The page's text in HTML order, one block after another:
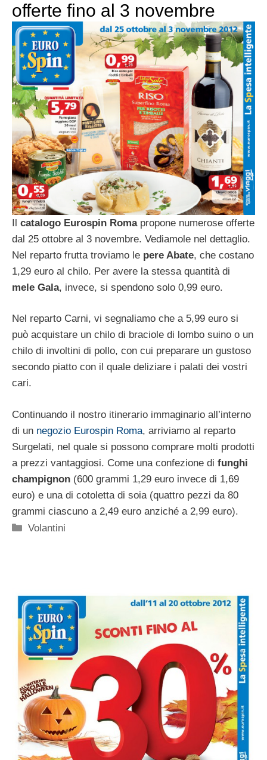
offerte fino al 3 novembre
Il catalogo Eurospin Romapropone numerose offerte
dal 25 ottobre al 3 novembre. Vediamole nel dettaglio.
Nel reparto frutta troviamo le pere Abate, che costano
1,29 euro al chilo. Per avere la stessa quantità di
mele Gala, invece, si spendono solo 0,99 euro.
Nel reparto Carni, vi segnaliamo che a 5,99 euro si
può acquistare un chilo di braciole di lombo suino o un
chilo di involtini di pollo, con cui preparare un gustoso
secondo piatto con il quale deliziare i palati dei vostri
cari.
Continuando il nostro itinerario immaginario all’interno
di un negozio Eurospin Roma, arriviamo al reparto
Surgelati, nel quale si possono comprare molti prodotti
a prezzi vantaggiosi. Come una confezione di funghi
champignon (600 grammi 1,29 euro invece di 1,69
euro) e una di cotoletta di soia (quattro pezzi da 80
grammi ciascuno a 2,49 euro anziché a 2,99 euro).
Categorie
Volantini